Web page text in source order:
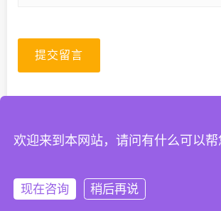
提交留言
欢迎来到本网站，请问有什么可以帮
现在咨询 稍后再说